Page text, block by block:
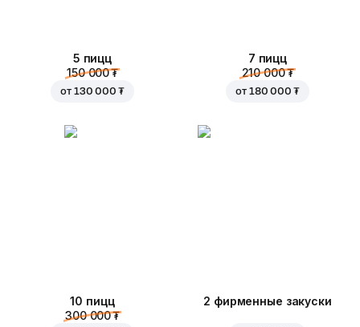
5 пицц
150 000 ₮
от 130 000 ₮
7 пицц
210 000 ₮
от 180 000 ₮
10 пицц
300 000 ₮
2 фирменные закуски